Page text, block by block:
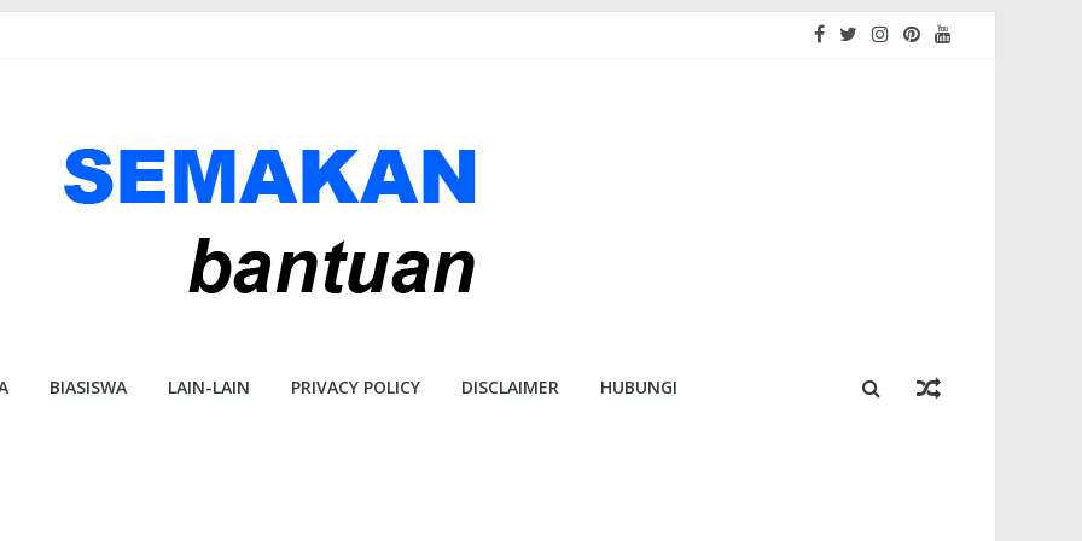
BIASISWA LAIN-LAIN PRIVACY POLICY DISCLAIMER HUBUNGI